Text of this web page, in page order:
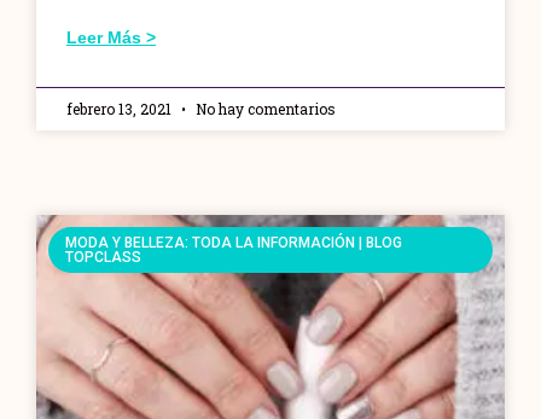
Leer Más >
febrero 13, 2021 No hay comentarios
MODA Y BELLEZA: TODA LA INFORMACIÓN | BLOG
TOPCLASS